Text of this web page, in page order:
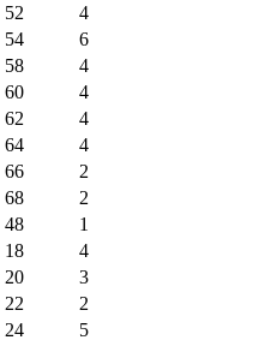
52
4
54
6
58
4
60
4
62
4
64
4
66
2
68
2
48
1
18
4
20
3
22
2
24
5